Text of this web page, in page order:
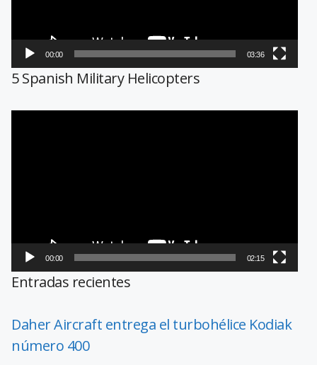
00:00 03:36
5 Spanish Military Helicopters
00:00 02:15
Entradas recientes
Daher Aircraft entrega el turbohélice Kodiak
número 400